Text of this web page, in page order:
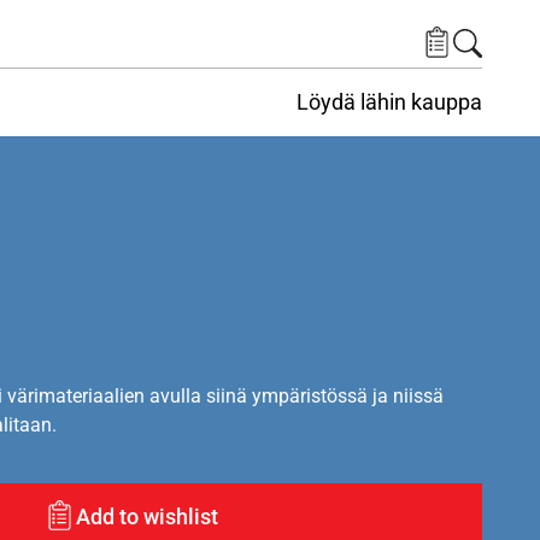
Löydä lähin kauppa
avulla siinä ympäristössä ja niissä
Add to wishlist